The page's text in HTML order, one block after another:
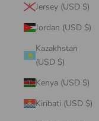
Jersey (USD $)
Jordan (USD $)
Kazakhstan
(USD $)
Kenya (USD $)
Kiribati (USD $)